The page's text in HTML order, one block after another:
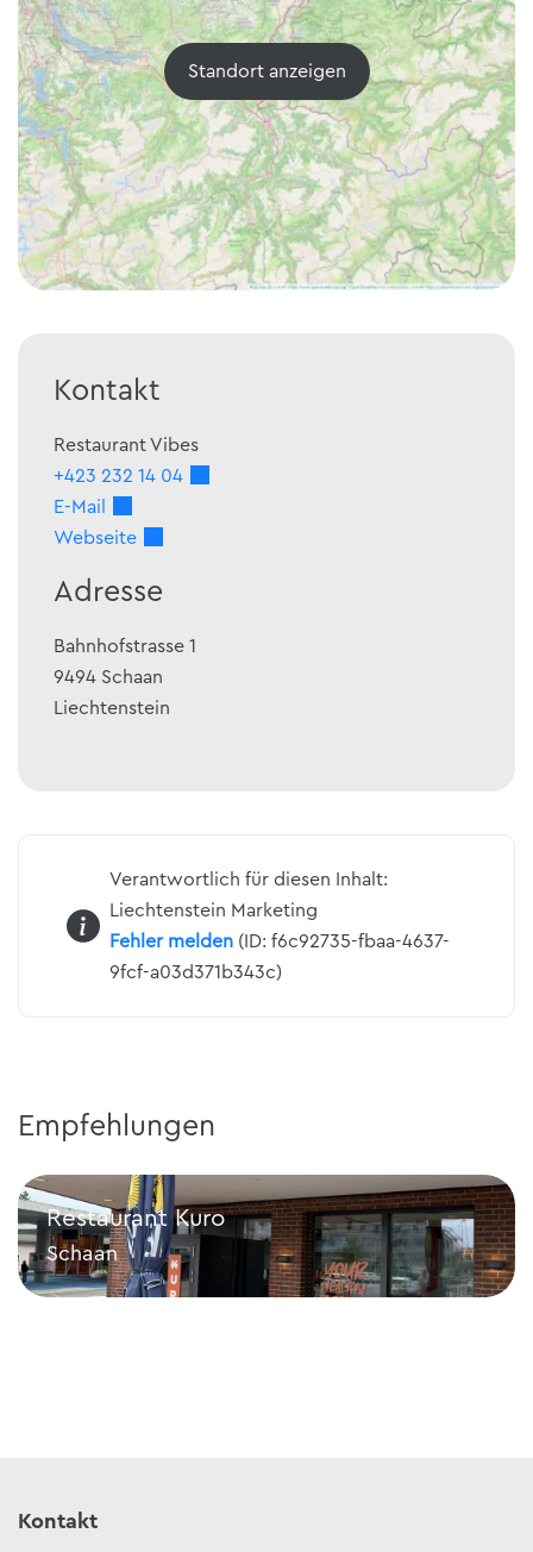
Standort anzeigen
Kontakt
Restaurant Vibes
+423 232 14 04
E-Mail
Webseite
Adresse
Bahnhofstrasse 1
9494 Schaan
Liechtenstein
Verantwortlich für diesen Inhalt:
Liechtenstein Marketing
Fehler melden(ID: f6c92735-fbaa-4637-
9fcf-a03d371b343c)
Empfehlungen
Restaurant Kuro
Schaan
Restaurant Kuro
Kontakt